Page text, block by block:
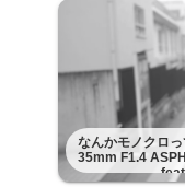
なんかモノクロ
35mm F1.4
feat